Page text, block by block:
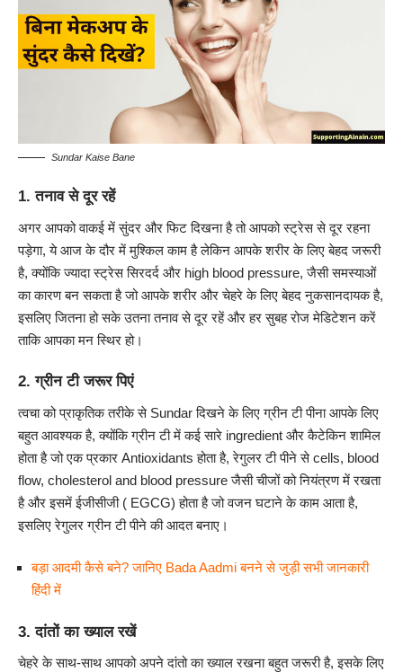
Sundar Kaise Bane
1. तनाव से दूर रहें
अगर आपको वाकई में सुंदर और फिट दिखना है तो आपको स्ट्रेस से दूर रहना
पड़ेगा, ये आज के दौर में मुश्किल काम है लेकिन आपके शरीर के लिए बेहद जरूरी
है, क्योंकि ज्यादा स्ट्रेस सिरदर्द और high blood pressure, जैसी समस्याओं
का कारण बन सकता है जो आपके शरीर और चेहरे के लिए बेहद नुकसानदायक है,
इसलिए जितना हो सके उतना तनाव से दूर रहें और हर सुबह रोज मेडिटेशन करें
ताकि आपका मन स्थिर हो।
2. ग्रीन टी जरूर पिएं
त्वचा को प्राकृतिक तरीके से Sundar दिखने के लिए ग्रीन टी पीना आपके लिए
बहुत आवश्यक है, क्योंकि ग्रीन टी में कई सारे ingredient और कैटेकिन शामिल
होता है जो एक प्रकार Antioxidants होता है, रेगुलर टी पीने से cells, blood
flow, cholesterol and blood pressure जैसी चीजों को नियंत्रण में रखता
है और इसमें ईजीसीजी ( EGCG) होता है जो वजन घटाने के काम आता है,
इसलिए रेगुलर ग्रीन टी पीने की आदत बनाए।
बड़ा आदमी कैसे बने? जानिए Bada Aadmi बनने से जुड़ी सभी जानकारी
हिंदी में
3. दांतों का ख्याल रखें
चेहरे के साथ-साथ आपको अपने दांतो का ख्याल रखना बहुत जरूरी है, इसके लिए